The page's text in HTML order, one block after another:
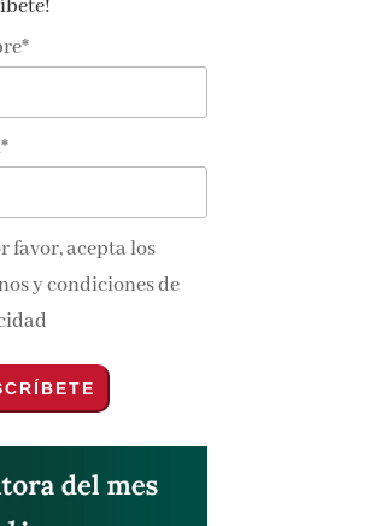
favor, acepta los
y condiciones de